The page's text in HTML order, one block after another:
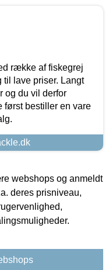
række af fiskegrej
til lave priser. Langt
og du vil derfor
først bestiller en vare
webshops og anmeldt
deres prisniveau,